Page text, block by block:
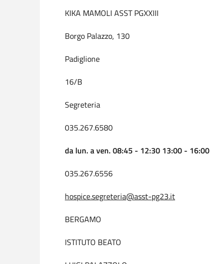
KIKA MAMOLI ASST PGXXIII
Borgo Palazzo, 130
Padiglione
16/B
Segreteria
035.267.6580
da lun. a ven. 08:45 - 12:30 13:00 - 16:00
035.267.6556
hospice.segreteria@asst-pg23.it
BERGAMO
ISTITUTO BEATO